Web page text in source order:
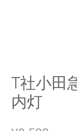
T社小田
内灯